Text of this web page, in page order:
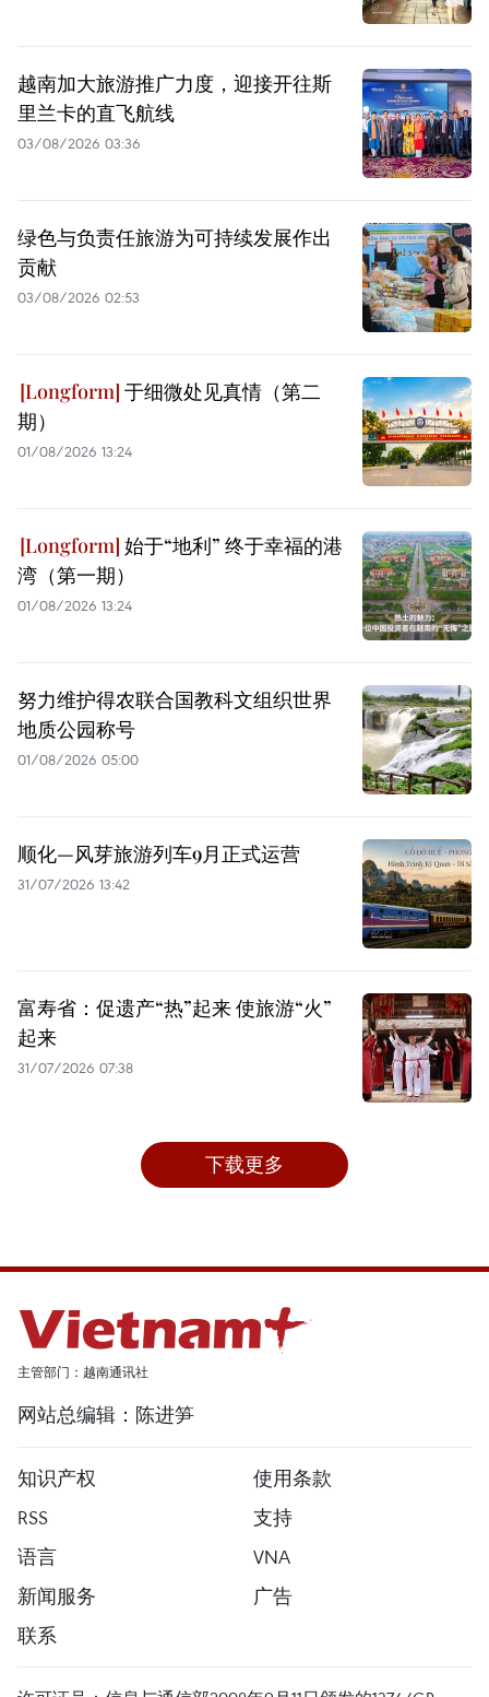
越南加大旅游推广力度，迎接开往斯
里兰卡的直飞航线
03/08/2026 03:36
绿色与负责任旅游为可持续发展作出
贡献
03/08/2026 02:53
于细微处见真情（第二
期）
01/08/2026 13:24
始于“地利” 终于幸福的港
湾（第一期）
01/08/2026 13:24
努力维护得农联合国教科文组织世界
地质公园称号
01/08/2026 05:00
顺化—风芽旅游列车9月正式运营
31/07/2026 13:42
富寿省：促遗产“热”起来 使旅游“火”
起来
31/07/2026 07:38
下载更多
主管部门：越南通讯社
网站总编辑：陈进笋
知识产权
使用条款
RSS
支持
语言
VNA
新闻服务
广告
联系